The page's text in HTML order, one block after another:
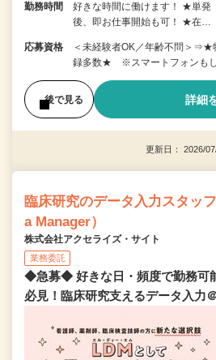
勤務時間
好きな時間に働けます！ ★単発
後、即お仕事開始も可！ ★在…
応募資格
＜未経験者OK／年齢不問＞⇒★
録多数★ ※スマートフォンもし
後で見る 詳細
更新日： 2026/
臨床研究のデータ入力スタッ
a Manager）
株式会社アクセライズ・サイト
業務委託
◆急募◆ 好きな日・頻度で勤務可
必見！臨床研究支えるデータ入力